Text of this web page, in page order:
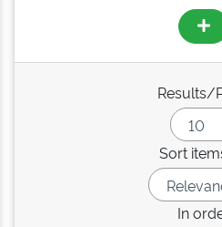
Results/
Sort
In